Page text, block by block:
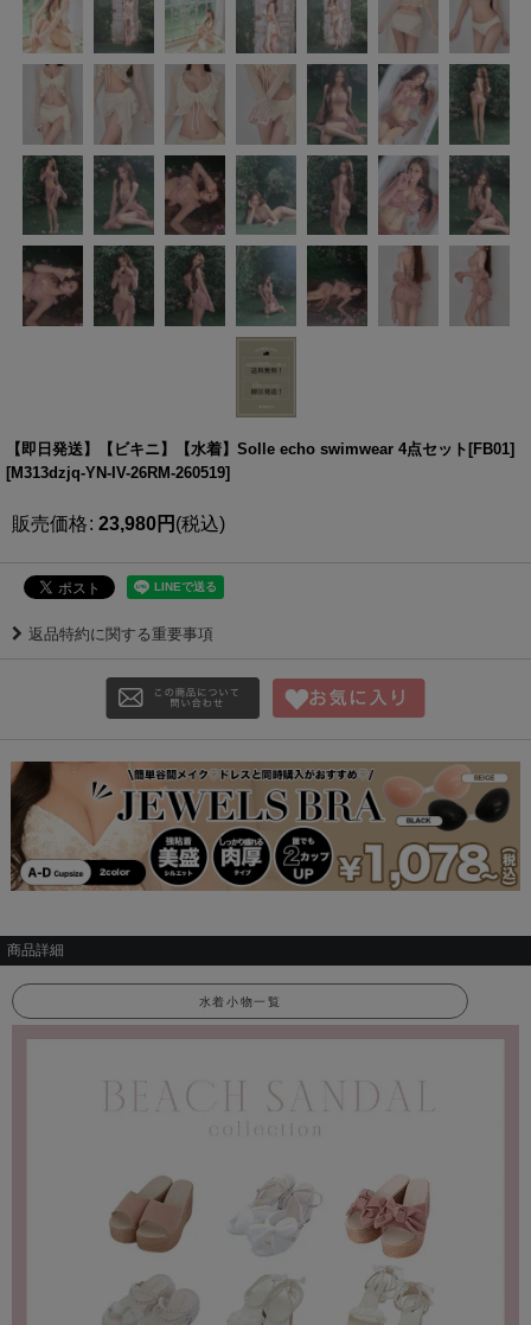
【即日発送】【ビキニ】【水着】Solle echo swimwear 4点セット[FB01]
[M313dzjq-YN-IV-26RM-260519]
販売価格: 23,980円 (税込)
返品特約に関する重要事項
商品詳細
水着小物一覧